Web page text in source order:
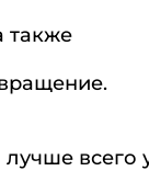
также
всего